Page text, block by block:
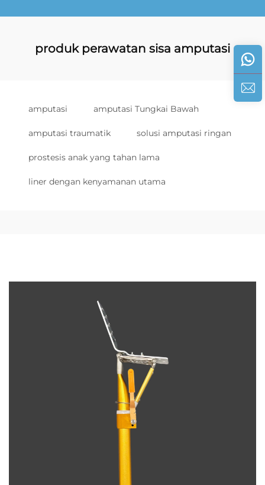
produk perawatan sisa amputasi
amputasi amputasi Tungkai Bawah
amputasi traumatik solusi amputasi ringan
prostesis anak yang tahan lama
liner dengan kenyamanan utama